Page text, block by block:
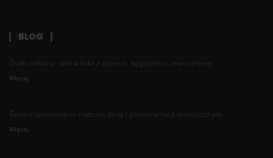
BLOG
Znaki nakazu - pełna lista z opisem, wyglądem i znaczeniem
Więcej
Gokart spalinowy — rodzaje, ceny i porównanie z elektrycznym
Więcej